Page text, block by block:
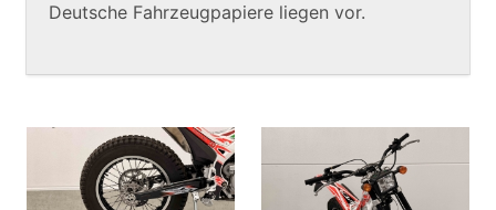
Deutsche Fahrzeugpapiere liegen vor.